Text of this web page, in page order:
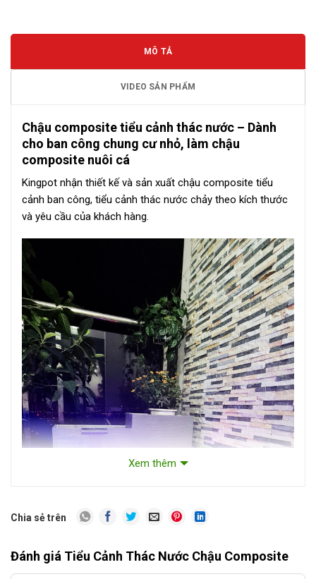
MÔ TẢ
VIDEO SẢN PHẨM
Chậu composite tiểu cảnh thác nước – Dành
cho ban công chung cư nhỏ, làm chậu
composite nuôi cá
Kingpot nhận thiết kế và sản xuất chậu composite tiểu
cảnh ban công, tiểu cảnh thác nước chảy theo kích thước
và yêu cầu của khách hàng.
Xem thêm
Chia sẻ trên
Đánh giá Tiểu Cảnh Thác Nước Chậu Composite